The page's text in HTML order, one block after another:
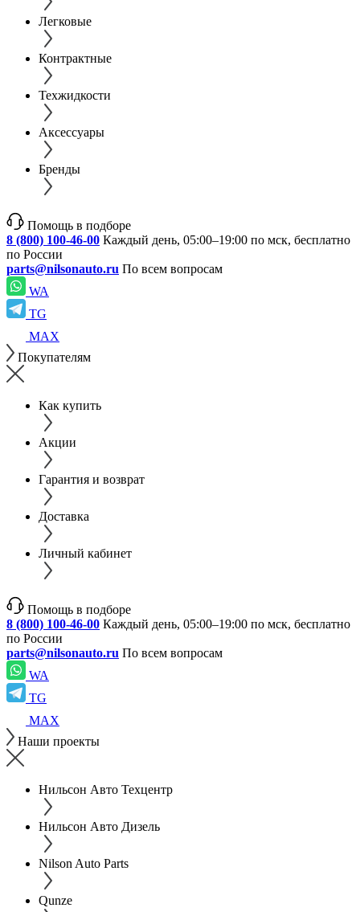
Легковые
Контрактные
Техжидкости
Аксессуары
Бренды
Помощь в подборе
8 (800) 100-46-00 Каждый день, 05:00–19:00 по мск, бесплатно
по России
parts@nilsonauto.ru По всем вопросам
WA
TG
MAX
Покупателям
Как купить
Акции
Гарантия и возврат
Доставка
Личный кабинет
Помощь в подборе
8 (800) 100-46-00 Каждый день, 05:00–19:00 по мск, бесплатно
по России
parts@nilsonauto.ru По всем вопросам
WA
TG
MAX
Наши проекты
Нильсон Авто Техцентр
Нильсон Авто Дизель
Nilson Auto Parts
Qunze